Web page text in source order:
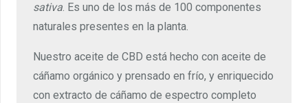
sativa. Es uno de los más de 100 componentes
naturales presentes en la planta.
Nuestro aceite de CBD está hecho con aceite de
cáñamo orgánico y prensado en frío, y enriquecido
con extracto de cáñamo de espectro completo